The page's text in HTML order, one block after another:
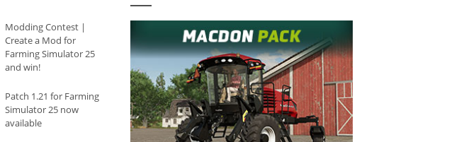
Modding Contest |
Create a Mod for
Farming Simulator 25
and win!
Patch 1.21 for Farming
Simulator 25 now
available